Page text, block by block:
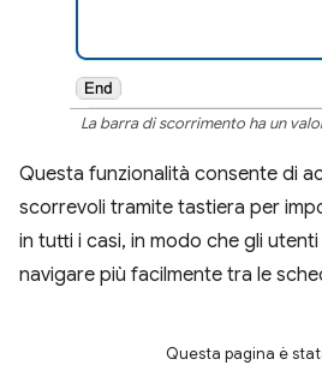
La barra di scorrimento ha un
Questa funzionalità consente di
scorrevoli tramite tastiera per
in tutti i casi, in modo che gli
navigare più facilmente tra le
Questa pagina è